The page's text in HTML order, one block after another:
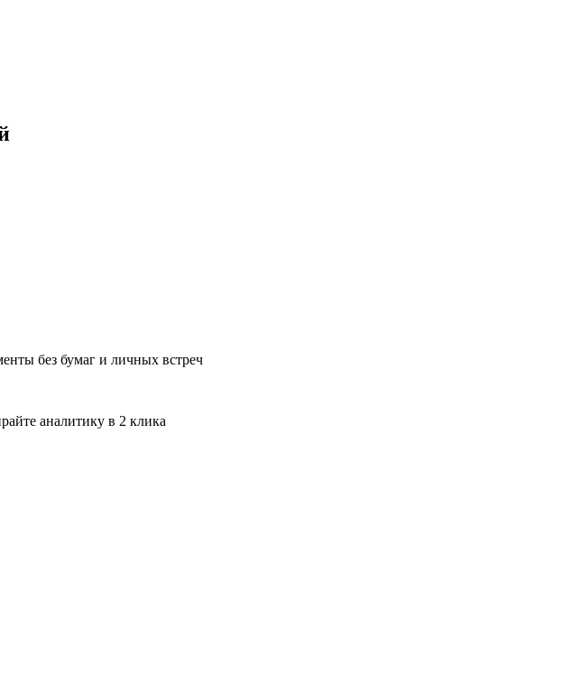
без бумаг и личных встреч
аналитику в 2 клика